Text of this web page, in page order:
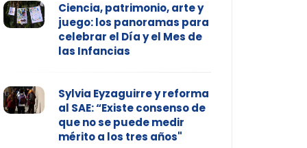
Ciencia, patrimonio, arte y
juego: los panoramas para
celebrar el Día y el Mes de
las Infancias
Sylvia Eyzaguirre y reforma
al SAE: “Existe consenso de
que no se puede medir
mérito a los tres años"